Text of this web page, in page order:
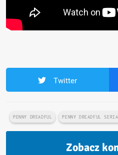
Twitter
PENNY DREADFUL PENNY DREADFUL
Zobacz